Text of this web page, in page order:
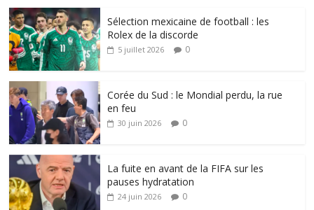
Sélection mexicaine de football : les
Rolex de la discorde
5 juillet 2026 0
Corée du Sud : le Mondial perdu, la rue
en feu
30 juin 2026 0
La fuite en avant de la FIFA sur les
pauses hydratation
24 juin 2026 0